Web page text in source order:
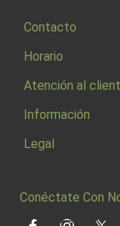
Contacto
Horario
Atención al
Información
Legal
Conéctate Con